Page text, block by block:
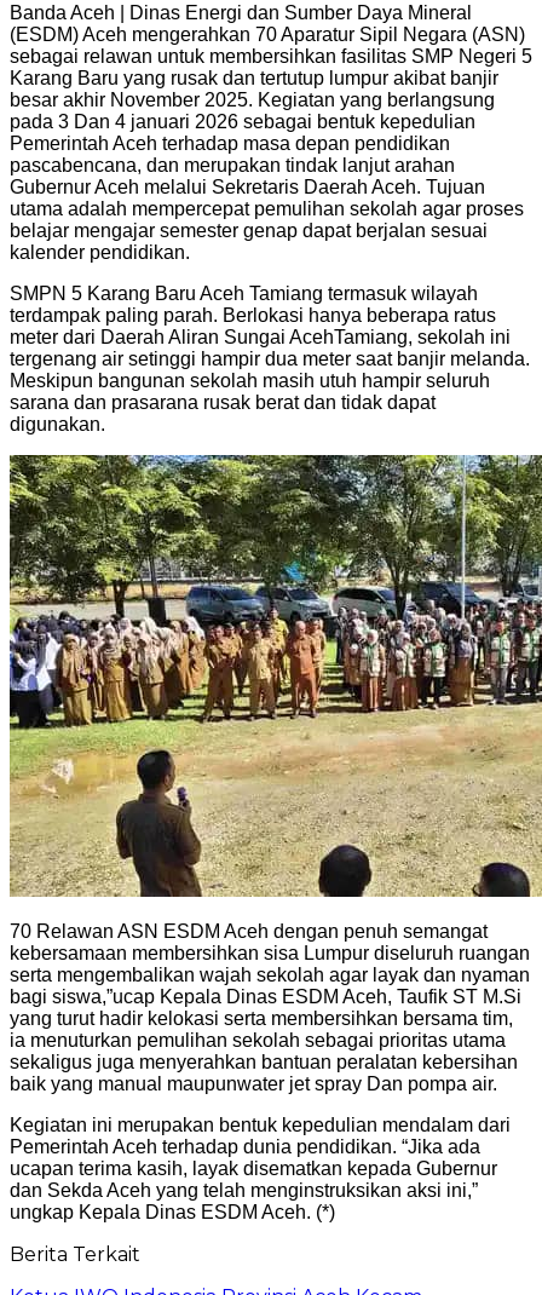
Banda Aceh | Dinas Energi dan Sumber Daya Mineral
(ESDM) Aceh mengerahkan 70 Aparatur Sipil Negara (ASN)
sebagai relawan untuk membersihkan fasilitas SMP Negeri 5
Karang Baru yang rusak dan tertutup lumpur akibat banjir
besar akhir November 2025. Kegiatan yang berlangsung
pada 3 Dan 4 januari 2026 sebagai bentuk kepedulian
Pemerintah Aceh terhadap masa depan pendidikan
pascabencana, dan merupakan tindak lanjut arahan
Gubernur Aceh melalui Sekretaris Daerah Aceh. Tujuan
utama adalah mempercepat pemulihan sekolah agar proses
belajar mengajar semester genap dapat berjalan sesuai
kalender pendidikan.
SMPN 5 Karang Baru Aceh Tamiang termasuk wilayah
terdampak paling parah. Berlokasi hanya beberapa ratus
meter dari Daerah Aliran Sungai AcehTamiang, sekolah ini
tergenang air setinggi hampir dua meter saat banjir melanda.
Meskipun bangunan sekolah masih utuh hampir seluruh
sarana dan prasarana rusak berat dan tidak dapat
digunakan.
70 Relawan ASN ESDM Aceh dengan penuh semangat
kebersamaan membersihkan sisa Lumpur diseluruh ruangan
serta mengembalikan wajah sekolah agar layak dan nyaman
bagi siswa,”ucap Kepala Dinas ESDM Aceh, Taufik ST M.Si
yang turut hadir kelokasi serta membersihkan bersama tim,
ia menuturkan pemulihan sekolah sebagai prioritas utama
sekaligus juga menyerahkan bantuan peralatan kebersihan
baik yang manual maupunwater jet spray Dan pompa air.
Kegiatan ini merupakan bentuk kepedulian mendalam dari
Pemerintah Aceh terhadap dunia pendidikan. “Jika ada
ucapan terima kasih, layak disematkan kepada Gubernur
dan Sekda Aceh yang telah menginstruksikan aksi ini,”
ungkap Kepala Dinas ESDM Aceh. (*)
Berita Terkait